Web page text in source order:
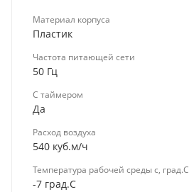
Материал корпуса
Пластик
Частота питающей сети
50 Гц
С таймером
Да
Расход воздуха
540 куб.м/ч
Температура рабочей среды с, град.C
-7 град.C